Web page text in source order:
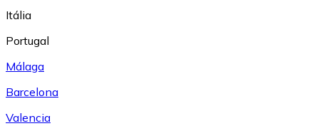
Itália
Portugal
Málaga
Barcelona
Valencia